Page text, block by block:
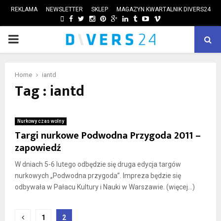
REKLAMA NEWSLETTER SKLEP MAGAZYN KWARTALNIK DIVERS24
FACEBOOK
TWITTER
INSTAGRAM
PINTEREST
GOOGLE
LINKEDIN
TUMBLRYOUTUBE
VIMEO
PRIMARY
Home iantd
Tag : iantd
Nurkowy czas wolny
Targi nurkowe Podwodna Przygoda 2011 –
zapowiedź
W dniach 5-6 lutego odbędzie się druga edycja targów
nurkowych „Podwodna przygoda”. Impreza będzie się
odbywała w Pałacu Kultury i Nauki w Warszawie. (więcej…)
1 2